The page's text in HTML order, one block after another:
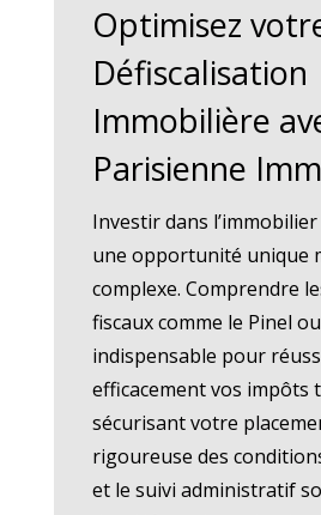
Optimisez
Défiscalisation
Immobilière
Parisienne
Investir dans
une opportunité unique
complexe. Comprendre
fiscaux comme le Pinel
indispensable pour
efficacement vos impôts
sécurisant votre
rigoureuse des
et le suivi administratif